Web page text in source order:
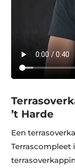
’t Harde
Een
Terrascompleet